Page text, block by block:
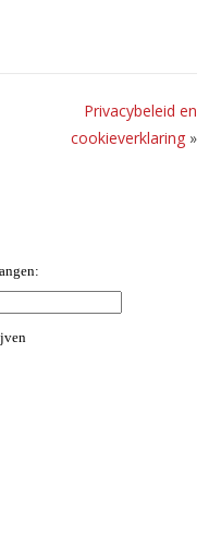
Privacybeleid en
cookieverklaring»